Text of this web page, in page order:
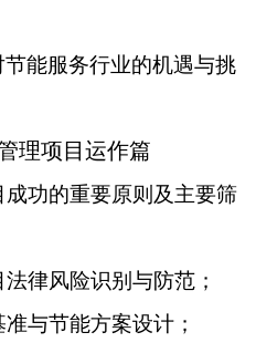
节能服务行业的机遇与挑
理项目运作篇
功的重要原则及主要筛
律风险识别与防范；
与节能方案设计；